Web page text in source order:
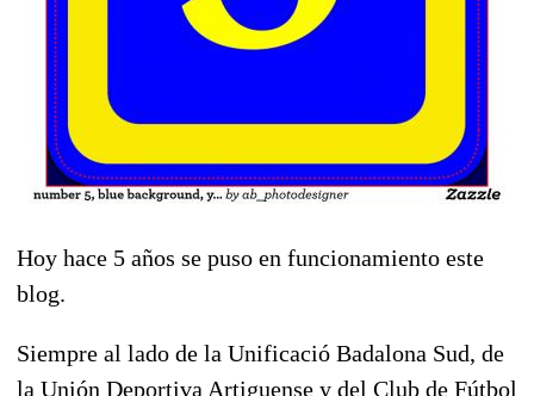
Hoy hace 5 años se puso en funcionamiento este
blog.
Siempre al lado de la Unificació Badalona Sud, de
la Unión Deportiva Artiguense y del Club de Fútbol